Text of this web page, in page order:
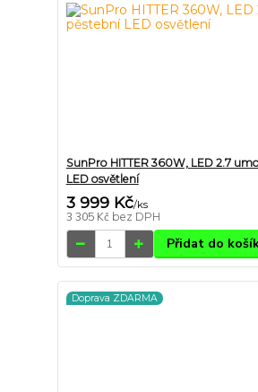
SunPro HITTER 360W, LED 2.7
LED osvětlení
3 999 Kč/ks
3 305 Kč bez DPH
Přidat do
Doprava ZDARMA